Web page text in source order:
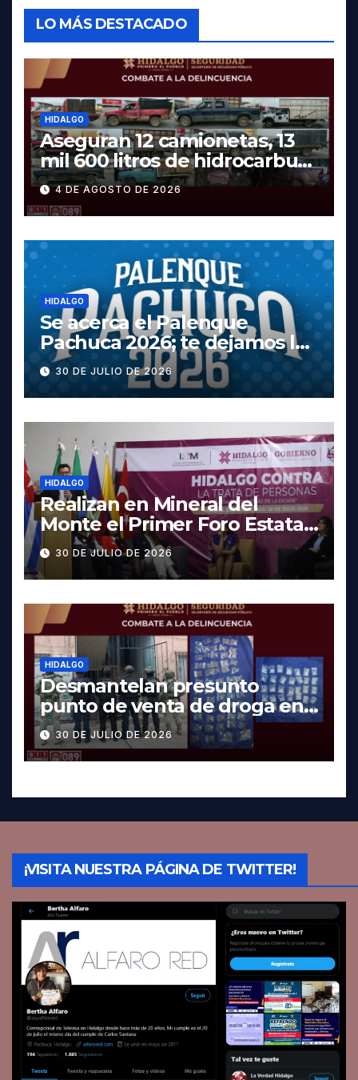
LO MÁS DESTACADO
HIDALGO
Aseguran 12 camionetas, 13
mil 600 litros de hidrocarburo
y dos vehículos robados en
Tula
4 DE AGOSTO DE 2026
HIDALGO
Se acerca el Palenque
Pachuca 2026; te dejamos la
cartelera completa, las
fechas y los precios
30 DE JULIO DE 2026
HIDALGO
Realizan en Mineral del
Monte el Primer Foro Estatal
contra la Trata de Personas
30 DE JULIO DE 2026
HIDALGO
Desmantelan presunto
punto de venta de droga en
Pachuca; hay dos detenidos
30 DE JULIO DE 2026
¡VISITA NUESTRA PÁGINA DE TWITTER!